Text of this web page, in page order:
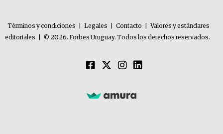
Términos y condiciones Legales Contacto
Valores y estándares
editoriales
© 2026. Forbes Uruguay. Todos los derechos reservados.